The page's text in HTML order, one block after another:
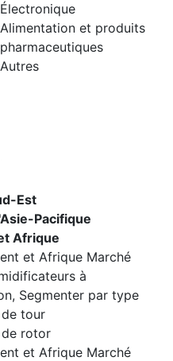
Électronique
Alimentation et produits
pharmaceutiques
Autres
Est
Pacifique
Afrique
et Afrique Marché
à
Segmenter par type
tour
rotor
et Afrique Marché